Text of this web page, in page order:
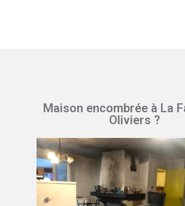
Maison encombrée à La
Oliviers ?